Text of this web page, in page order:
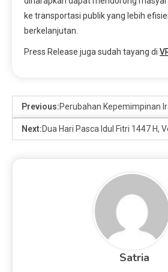
ke transportasi publik yang lebih
berkelanjutan.
Press Release juga sudah tayang di
Previous:Perubahan Kepemimpinan
Next:Dua Hari Pasca Idul Fitri 1447 H,
Satria